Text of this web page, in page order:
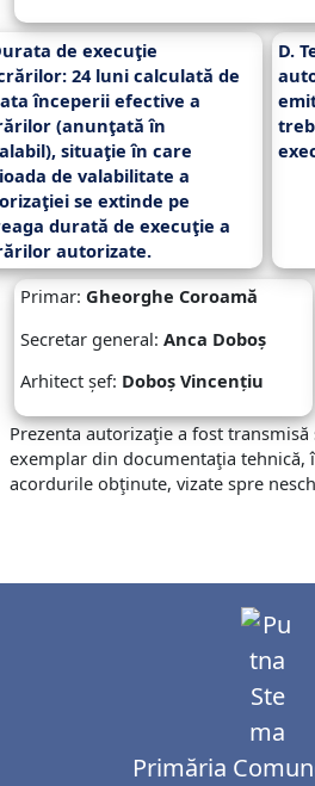
de execuţie
24 luni calculată de
începerii efective a
(anunţată în
situaţie în care
de valabilitate a
se extinde pe
durată de execuţie a
autorizate.
D.
Primar: Gheorghe Coroamă
Secretar general: Anca Doboș
Arhitect șef: Doboș Vincențiu
Prezenta autorizaţie a fost
exemplar din documentaţia tehnică,
acordurile obţinute, vizate spre
Primăria